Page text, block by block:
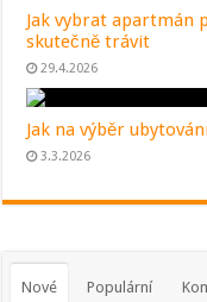
Jak vybrat apartmán
skutečně trávit
29.4.2026
Jak na výběr
3.3.2026
Nové Populární